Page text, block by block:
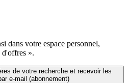
dans votre espace personnel,
».
de votre recherche et recevoir les
e-mail (abonnement)